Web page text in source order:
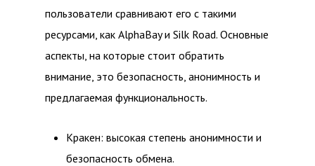
пользователи сравнивают его с такими
ресурсами, как AlphaBay и Silk Road. Основные
аспекты, на которые стоит обратить
внимание, это безопасность, анонимность и
предлагаемая функциональность.
Кракен: высокая степень анонимности и
безопасность обмена.